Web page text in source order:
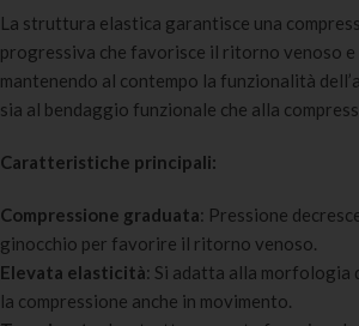
La struttura elastica garantisce una
progressiva che favorisce il ritorno venoso e
mantenendo al contempo la funzionalità
sia al bendaggio funzionale che alla
Caratteristiche principali:
Compressione graduata: Pressione
ginocchio per favorire il ritorno venoso.
Elevata elasticità: Si adatta alla morfologia
la compressione anche in movimento.